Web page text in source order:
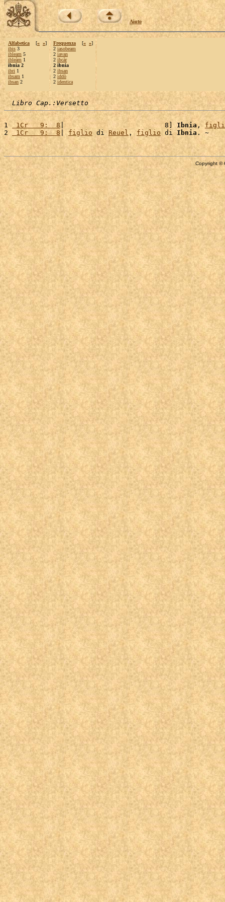
Aiuto
Alfabetica [« »]
ibis 3
ibleam 5
ibleàm 1
ibnia 2
ibri 1
ibsam 1
ibsan 2
Frequenza [« »]
2 iasobeam
2 iavan
2 ibcàr
2 ibnia
2 ibsan
2 iddò
2 identica
Libro Cap.:Versetto
1 1Cr   9:  8|                         8] Ibnia ,
2
1Cr   9:  8 figlio di Reuel , figlio di Ibnia
Copyright ©